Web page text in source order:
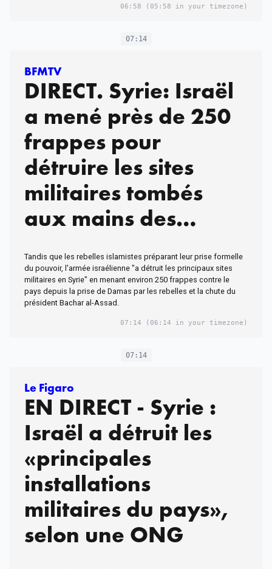
06:58 (05:58 in your timezone)
07:14
BFMTV
DIRECT. Syrie: Israël
a mené près de 250
frappes pour
détruire les sites
militaires tombés
aux mains des
Tandis que les rebelles islamistes préparant leur prise formelle
du pouvoir, l'armée israélienne "a détruit les principaux sites
militaires en Syrie" en menant environ 250 frappes contre le
pays depuis la prise de Damas par les rebelles et la chute du
président Bachar al-Assad.
07:14 (06:14 in your timezone)
07:14
Le Figaro
EN DIRECT - Syrie :
Israël a détruit les
«principales
installations
militaires du pays»,
selon une ONG